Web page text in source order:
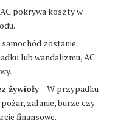
pokrywa koszty w
samochód zostanie
lub wandalizmu, AC
żywioły– W przypadku
zalanie, burze czy
finansowe.